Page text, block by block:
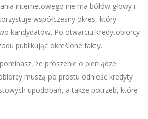
internetowego nie ma bólów głowy i
współczesny okres, który
kandydatów. Po otwarciu kredytobiorcy
publikując określone fakty.
że proszenie o pieniądze
muszą po prostu odnieść kredyty
upodobań, a także potrzeb, które